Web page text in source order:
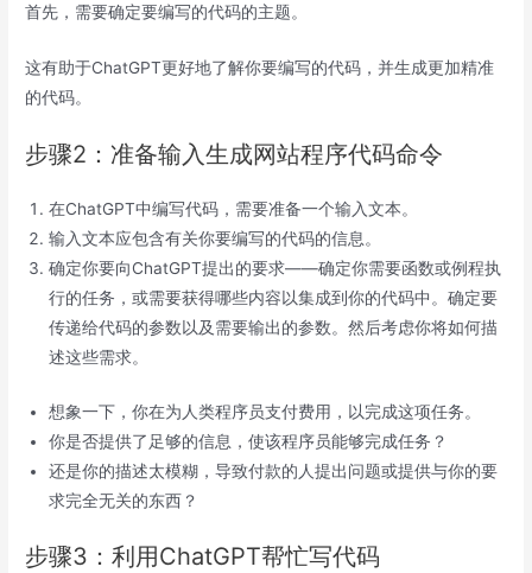
首先，需要确定要编写的代码的主题。
这有助于ChatGPT更好地了解你要编写的代码，并生成更加精准
的代码。
步骤2：准备输入生成网站程序代码命令
在ChatGPT中编写代码，需要准备一个输入文本。
输入文本应包含有关你要编写的代码的信息。
确定你要向ChatGPT提出的要求——确定你需要函数或例程执
行的任务，或需要获得哪些内容以集成到你的代码中。确定要
传递给代码的参数以及需要输出的参数。然后考虑你将如何描
述这些需求。
想象一下，你在为人类程序员支付费用，以完成这项任务。
你是否提供了足够的信息，使该程序员能够完成任务？
还是你的描述太模糊，导致付款的人提出问题或提供与你的要
求完全无关的东西？
步骤3：利用ChatGPT帮忙写代码